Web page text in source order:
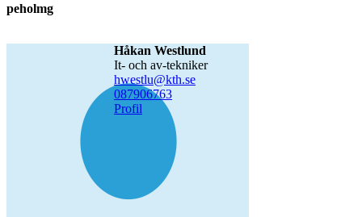
peholmg
Håkan Westlund
it- och av-tekniker
hwestlu@kth.se
087906763
Profil